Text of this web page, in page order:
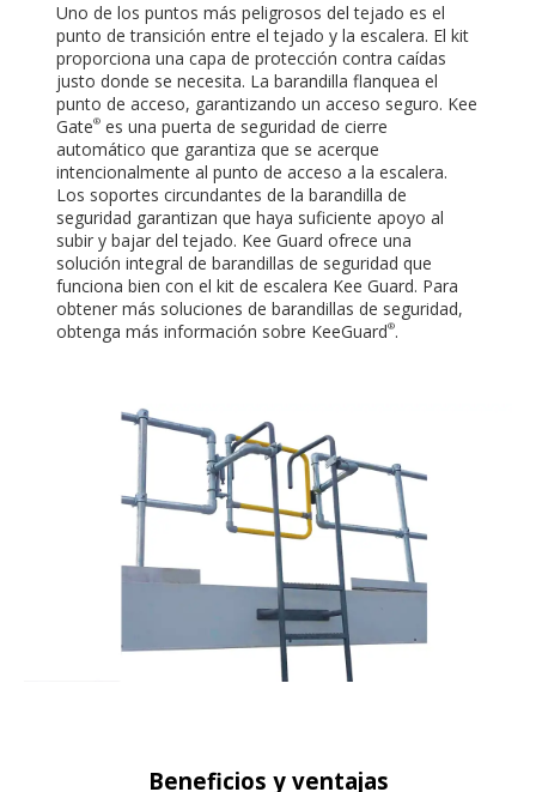
Uno de los puntos más peligrosos del tejado es el
punto de transición entre el tejado y la escalera. El kit
proporciona una capa de protección contra caídas
justo donde se necesita. La barandilla flanquea el
punto de acceso, garantizando un acceso seguro. Kee
Gate®es una puerta de seguridad de cierre
automático que garantiza que se acerque
intencionalmente al punto de acceso a la escalera.
Los soportes circundantes de la barandilla de
seguridad garantizan que haya suficiente apoyo al
subir y bajar del tejado. Kee Guard ofrece una
solución integral de barandillas de seguridad que
funciona bien con el kit de escalera Kee Guard. Para
obtener más soluciones de barandillas de seguridad,
obtenga más información sobre KeeGuard®.
Beneficios y ventajas